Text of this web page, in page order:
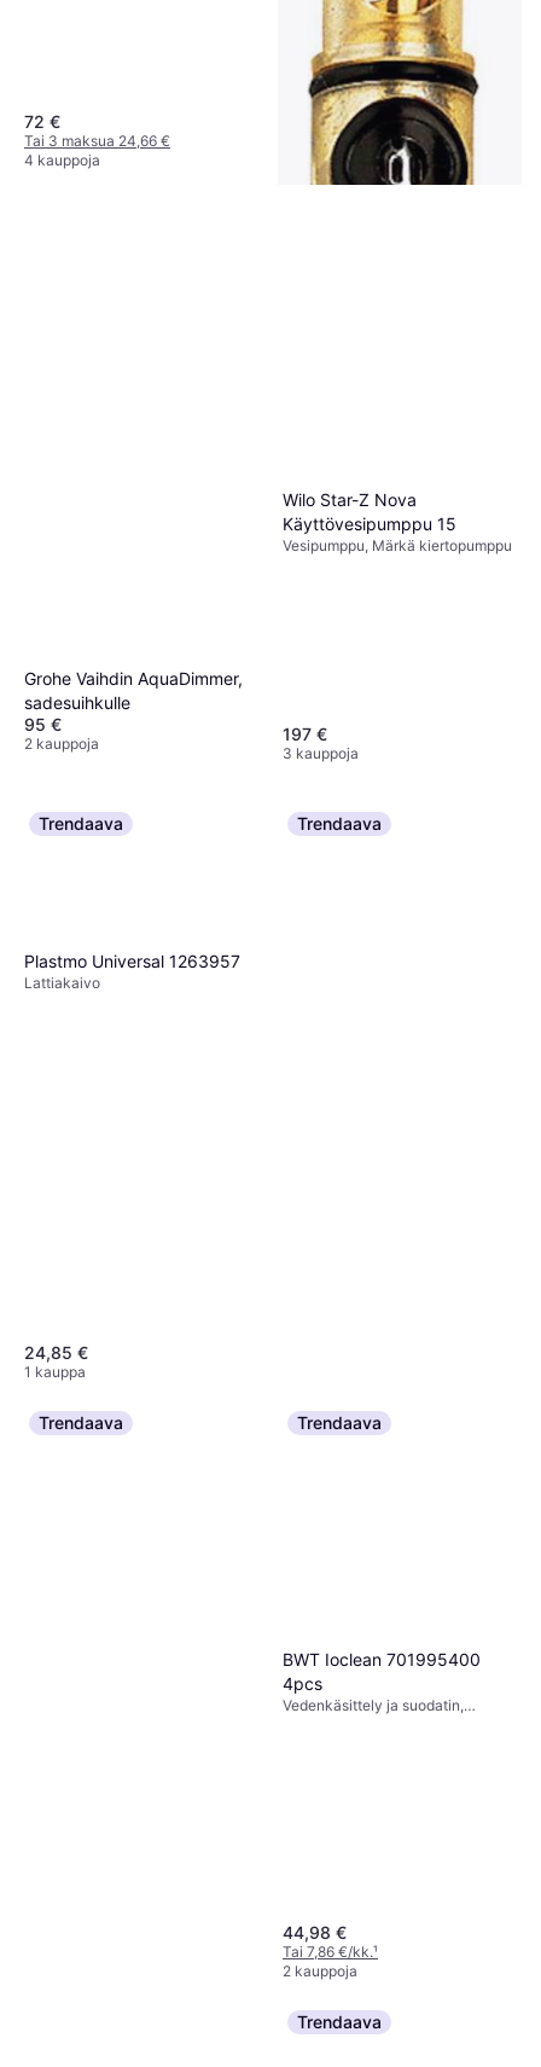
72 €
Tai 3 maksua 24,66 €
4 kauppoja
109 €
3 kauppoja
Grohe Vaihdin AquaDimmer,
sadesuihkulle
95 €
2 kauppoja
Wilo Star-Z Nova
Käyttövesipumppu 15
Vesipumppu, Märkä kiertopumppu
197 €
3 kauppoja
Trendaava
Plastmo Universal 1263957
Lattiakaivo
24,85 €
1 kauppa
Trendaava
Geberit huuhteluventtiili
t/visible näkyvä vesisäiliö
Trendaava Trendaava
BWT Ioclean 701995400
4pcs
Vedenkäsittely ja suodatin,
44,98 €
Tai 7,86 €/kk.¹
2 kauppoja
Trendaava